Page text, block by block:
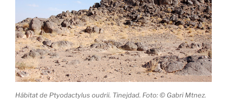
Hábitat de Ptyodactylus oudrii. Tinejdad. Foto: © Gabri Mtnez.